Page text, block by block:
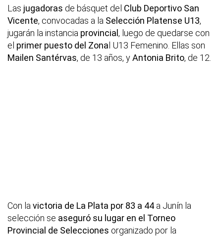
Las jugadoras de básquet del Club Deportivo San
Vicente, convocadas a la Selección Platense U13,
jugarán la instancia provincial , luego de quedarse con
el primer puesto del Zona l U13 Femenino. Ellas son
Mailen Santérvas, de 13 años, yAntonia Brito, de 12.
Con lavictoria de La Plata por 83 a 44 a Junín la
selección se aseguró su lugar en el Torneo
Provincial de Selecciones organizado por la